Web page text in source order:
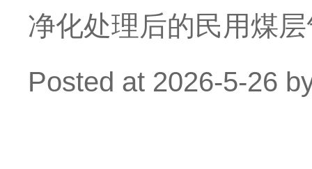
净化处理后的民用煤
Posted at 2026-5-26